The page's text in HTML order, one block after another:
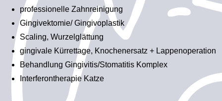
professionelle Zahnreinigung
Gingivektomie/ Gingivoplastik
Scaling, Wurzelglättung
gingivale Kürrettage, Knochenersatz + Lappenoperation
Behandlung Gingivitis/Stomatitis Komplex
Interferontherapie Katze